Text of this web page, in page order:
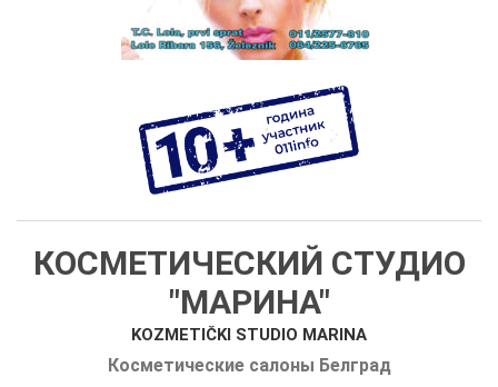
КОСМЕТИЧЕСКИЙ СТУДИО
"МАРИНА"
KOZMETIČKI STUDIO MARINA
Косметические салоны Белград